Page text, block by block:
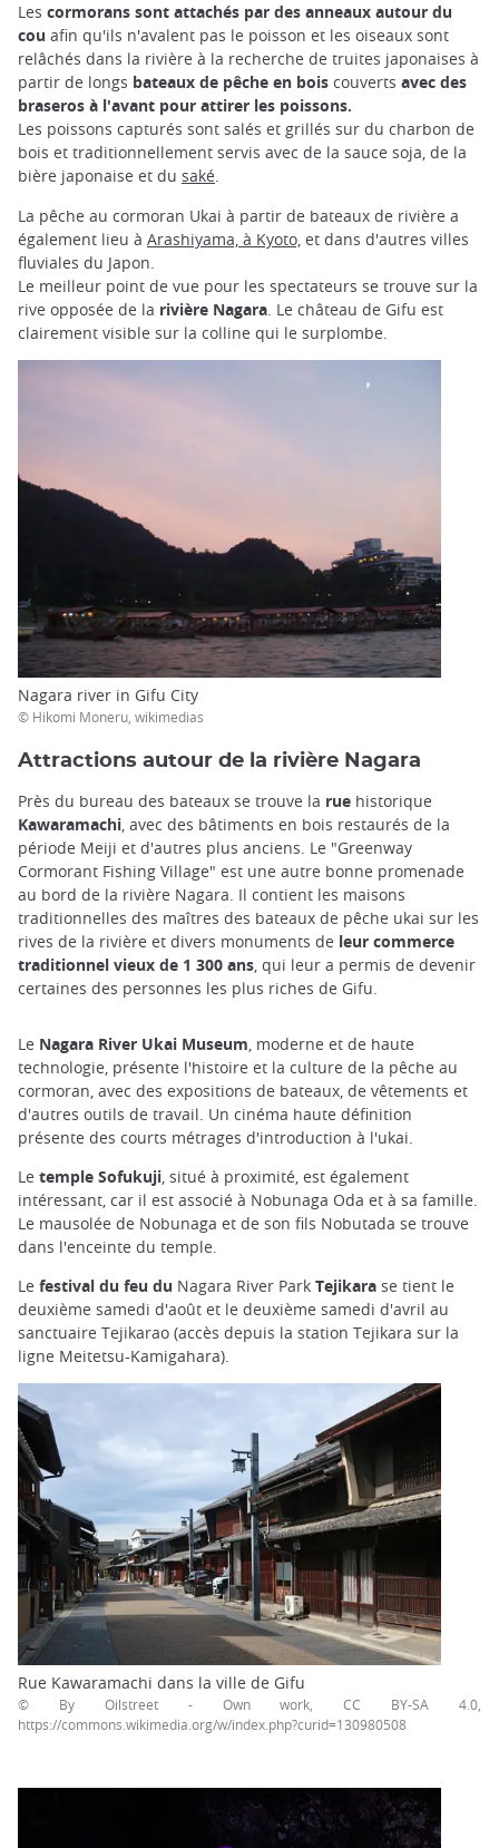
Les cormorans sont attachés par des anneaux autour du
cou afin qu'ils n'avalent pas le poisson et les oiseaux sont
relâchés dans la rivière à la recherche de truites japonaises à
partir de longs bateaux de pêche en bois couverts avec des
braseros à l'avant pour attirer les poissons.
Les poissons capturés sont salés et grillés sur du charbon de
bois et traditionnellement servis avec de la sauce soja, de la
bière japonaise et du saké.
La pêche au cormoran Ukai à partir de bateaux de rivière a
également lieu à Arashiyama, à Kyoto, et dans d'autres villes
fluviales du Japon.
Le meilleur point de vue pour les spectateurs se trouve sur la
rive opposée de la rivière Nagara . Le château de Gifu est
clairement visible sur la colline qui le surplombe.
Nagara river in Gifu City
© Hikomi Moneru, wikimedias
Attractions autour de la rivière Nagara
Près du bureau des bateaux se trouve la rue historique
Kawaramachi , avec des bâtiments en bois restaurés de la
période Meiji et d'autres plus anciens. Le "Greenway
Cormorant Fishing Village" est une autre bonne promenade
au bord de la rivière Nagara. Il contient les maisons
traditionnelles des maîtres des bateaux de pêche ukai sur les
rives de la rivière et divers monuments de leur commerce
traditionnel vieux de 1 300 ans , qui leur a permis de devenir
certaines des personnes les plus riches de Gifu.
Le Nagara River Ukai Museum, moderne et de haute
technologie, présente l'histoire et la culture de la pêche au
cormoran, avec des expositions de bateaux, de vêtements et
d'autres outils de travail. Un cinéma haute définition
présente des courts métrages d'introduction à l'ukai.
Le temple Sofukuji, situé à proximité, est également
intéressant, car il est associé à Nobunaga Oda et à sa famille.
Le mausolée de Nobunaga et de son fils Nobutada se trouve
dans l'enceinte du temple.
Le festival du feu du Nagara River Park Tejikara se tient le
deuxième samedi d'août et le deuxième samedi d'avril au
sanctuaire Tejikarao (accès depuis la station Tejikara sur la
ligne Meitetsu-Kamigahara).
Rue Kawaramachi dans la ville de Gifu
© By Oilstreet - Own work, CC BY-SA 4.0,
https://commons.wikimedia.org/w/index.php?curid=130980508